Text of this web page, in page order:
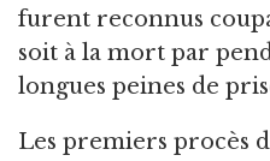
furent reconnus
soit à la mort par
longues peines de
Les premiers procès